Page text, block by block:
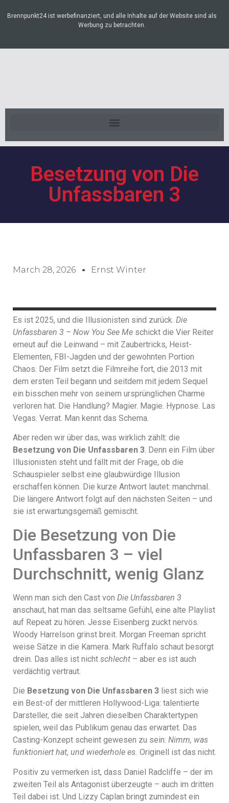
Brennpunkt24 ist werbefinanziert, und alle Inhalte auf der Website sind als
Werbung zu betrachten.
Besetzung von Die
Unfassbaren 3
March 28, 2026 Ernst Winter
Es ist 2025, und die Illusionisten sind zurück. Die
Unfassbaren 3 – Now You See Me schickt die Vier Reiter
erneut auf die Leinwand – mit Zaubertricks, Heist-
Elementen, FBI-Jagden und der gewohnten Portion
Chaos. Der Film setzt die Filmreihe fort, die 2013 mit
dem ersten Teil begann und seitdem mit jedem Sequel
ein bisschen mehr von seinem ursprünglichen Charme
verloren hat. Die Handlung? Magier. Magie. Hypnose. Las
Vegas. Verrat. Man kennt das Schema.
Aber reden wir über das, was wirklich zählt: die
Besetzung von Die Unfassbaren 3. Denn ein Film über
Illusionisten steht und fällt mit der Frage, ob die
Schauspieler selbst eine glaubwürdige Illusion
erschaffen können. Die kurze Antwort lautet: manchmal.
Die längere Antwort folgt auf den nächsten Seiten – und
sie ist erwartungsgemäß gemischt.
Die Besetzung von Die
Unfassbaren 3 – viel
Durchschnitt, wenig Glanz
Wenn man sich den Cast von Die Unfassbaren 3
anschaut, hat man das seltsame Gefühl, eine alte Playlist
auf Repeat zu hören. Jesse Eisenberg zuckt nervös.
Woody Harrelson grinst breit. Morgan Freeman spricht
weise Sätze in die Kamera. Mark Ruffalo schaut besorgt
drein. Das alles ist nicht schlecht – aber es ist auch
verdächtig vertraut.
Die Besetzung von Die Unfassbaren 3 liest sich wie
ein Best-of der mittleren Hollywood-Liga: talentierte
Darsteller, die seit Jahren dieselben Charaktertypen
spielen, weil das Publikum genau das erwartet. Das
Casting-Konzept scheint gewesen zu sein: Nimm, was
funktioniert hat, und wiederhole es. Originell ist das nicht.
Positiv zu vermerken ist, dass Daniel Radcliffe – der im
zweiten Teil als Antagonist überzeugte – auch im dritten
Teil dabei ist. Und Lizzy Caplan bringt zumindest ein